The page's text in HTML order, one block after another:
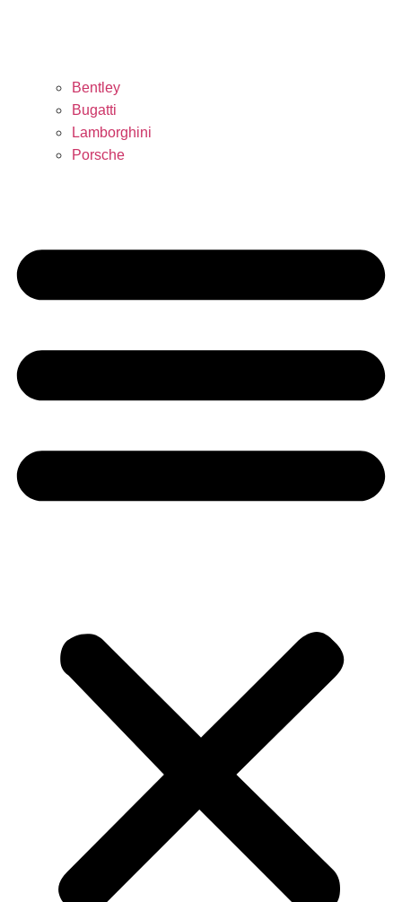
Bentley
Bugatti
Lamborghini
Porsche